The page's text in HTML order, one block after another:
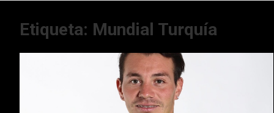
Etiqueta: Mundial Turquía